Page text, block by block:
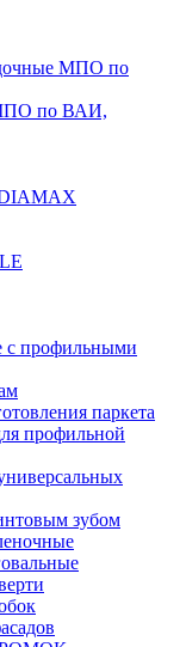
МПО по
по ВАИ,
с профильными
паркета
профильной
зубом